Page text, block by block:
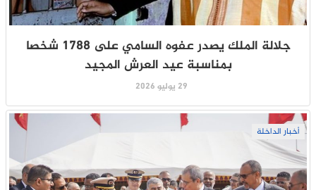
جلالة الملك يصدر عفوه السامي على 1788 شخصا
بمناسبة عيد العرش المجيد
29 يوليو 2026
أخبار الداخلة